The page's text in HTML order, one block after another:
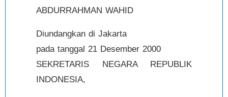
ABDURRAHMAN WAHID
Diundangkan di Jakarta
pada tanggal 21 Desember 2000
SEKRETARIS NEGARA REPUBLIK
INDONESIA,